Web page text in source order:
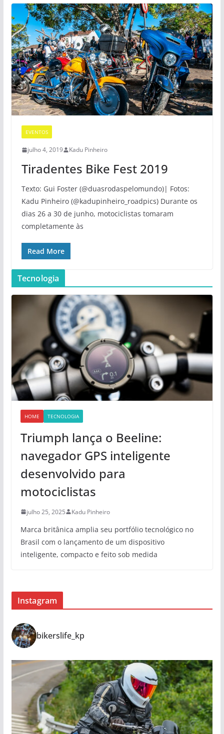
EVENTOS
julho 4, 2019 Kadu Pinheiro
Tiradentes Bike Fest 2019
Texto: Gui Foster (@duasrodaspelomundo)| Fotos:
Kadu Pinheiro (@kadupinheiro_roadpics) Durante os
dias 26 a 30 de junho, motociclistas tomaram
completamente às
Read More
Tecnologia
HOME TECNOLOGIA
Triumph lança o Beeline:
navegador GPS inteligente
desenvolvido para
motociclistas
julho 25, 2025 Kadu Pinheiro
Marca britânica amplia seu portfólio tecnológico no
Brasil com o lançamento de um dispositivo
inteligente, compacto e feito sob medida
Instagram
bikerslife_kp